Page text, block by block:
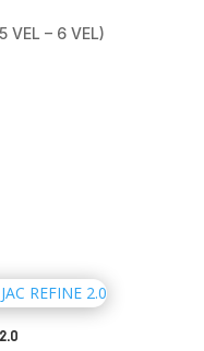
VEL – 6 VEL)